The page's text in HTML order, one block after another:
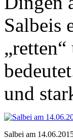
Salbeis
und
Salbei am